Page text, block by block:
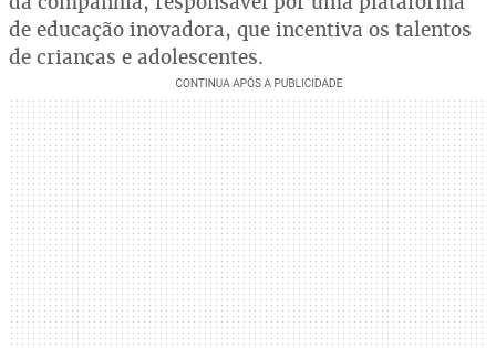
de educação inovadora, que incentiva os talentos
de crianças e adolescentes.